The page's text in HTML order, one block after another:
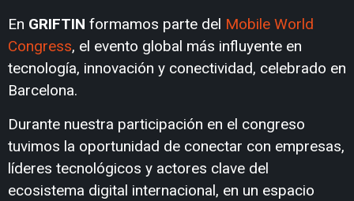
En GRIFTIN formamos parte del Mobile World
Congress, el evento global más influyente en
tecnología, innovación y conectividad, celebrado en
Barcelona.
Durante nuestra participación en el congreso
tuvimos la oportunidad de conectar con empresas,
líderes tecnológicos y actores clave del
ecosistema digital internacional, en un espacio